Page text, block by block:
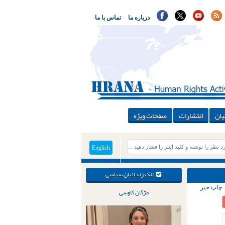
تماس با ما درباره ما
انتشارات صفحات ویژه
English
انک زندانیان سیاسی
مژگان کاوسی
چاپ خبر